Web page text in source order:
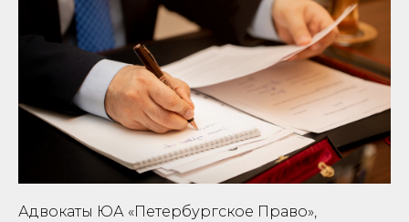
Адвокаты ЮА «Петербургское Право»,